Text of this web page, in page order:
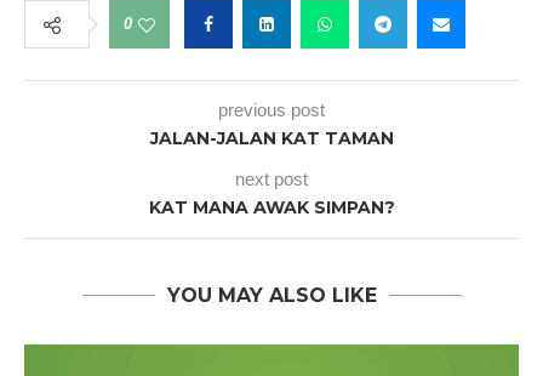
0
previous post
JALAN-JALAN KAT TAMAN
next post
KAT MANA AWAK SIMPAN?
YOU MAY ALSO LIKE